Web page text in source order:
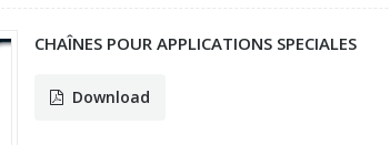
CHAÎNES POUR APPLICATIONS SPECIALES
Download